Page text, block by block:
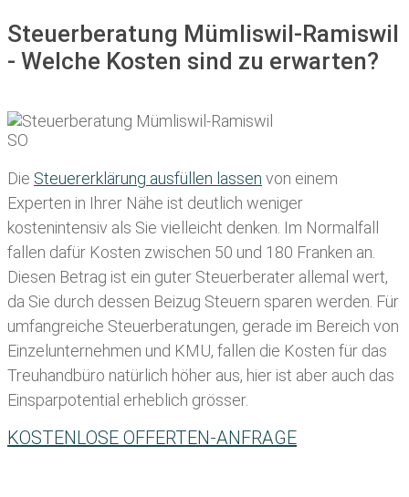
Steuerberatung Mümliswil-Ramiswil
- Welche Kosten sind zu erwarten?
Die Steuererklärung ausfüllen lassen von einem
Experten in Ihrer Nähe ist deutlich weniger
kostenintensiv als Sie vielleicht denken. Im Normalfall
fallen dafür Kosten zwischen 50 und 180 Franken an.
Diesen Betrag ist ein guter Steuerberater allemal wert,
da Sie durch dessen Beizug Steuern sparen werden. Für
umfangreiche Steuerberatungen, gerade im Bereich von
Einzelunternehmen und KMU, fallen die Kosten für das
Treuhandbüro natürlich höher aus, hier ist aber auch das
Einsparpotential erheblich grösser.
KOSTENLOSE OFFERTEN-ANFRAGE